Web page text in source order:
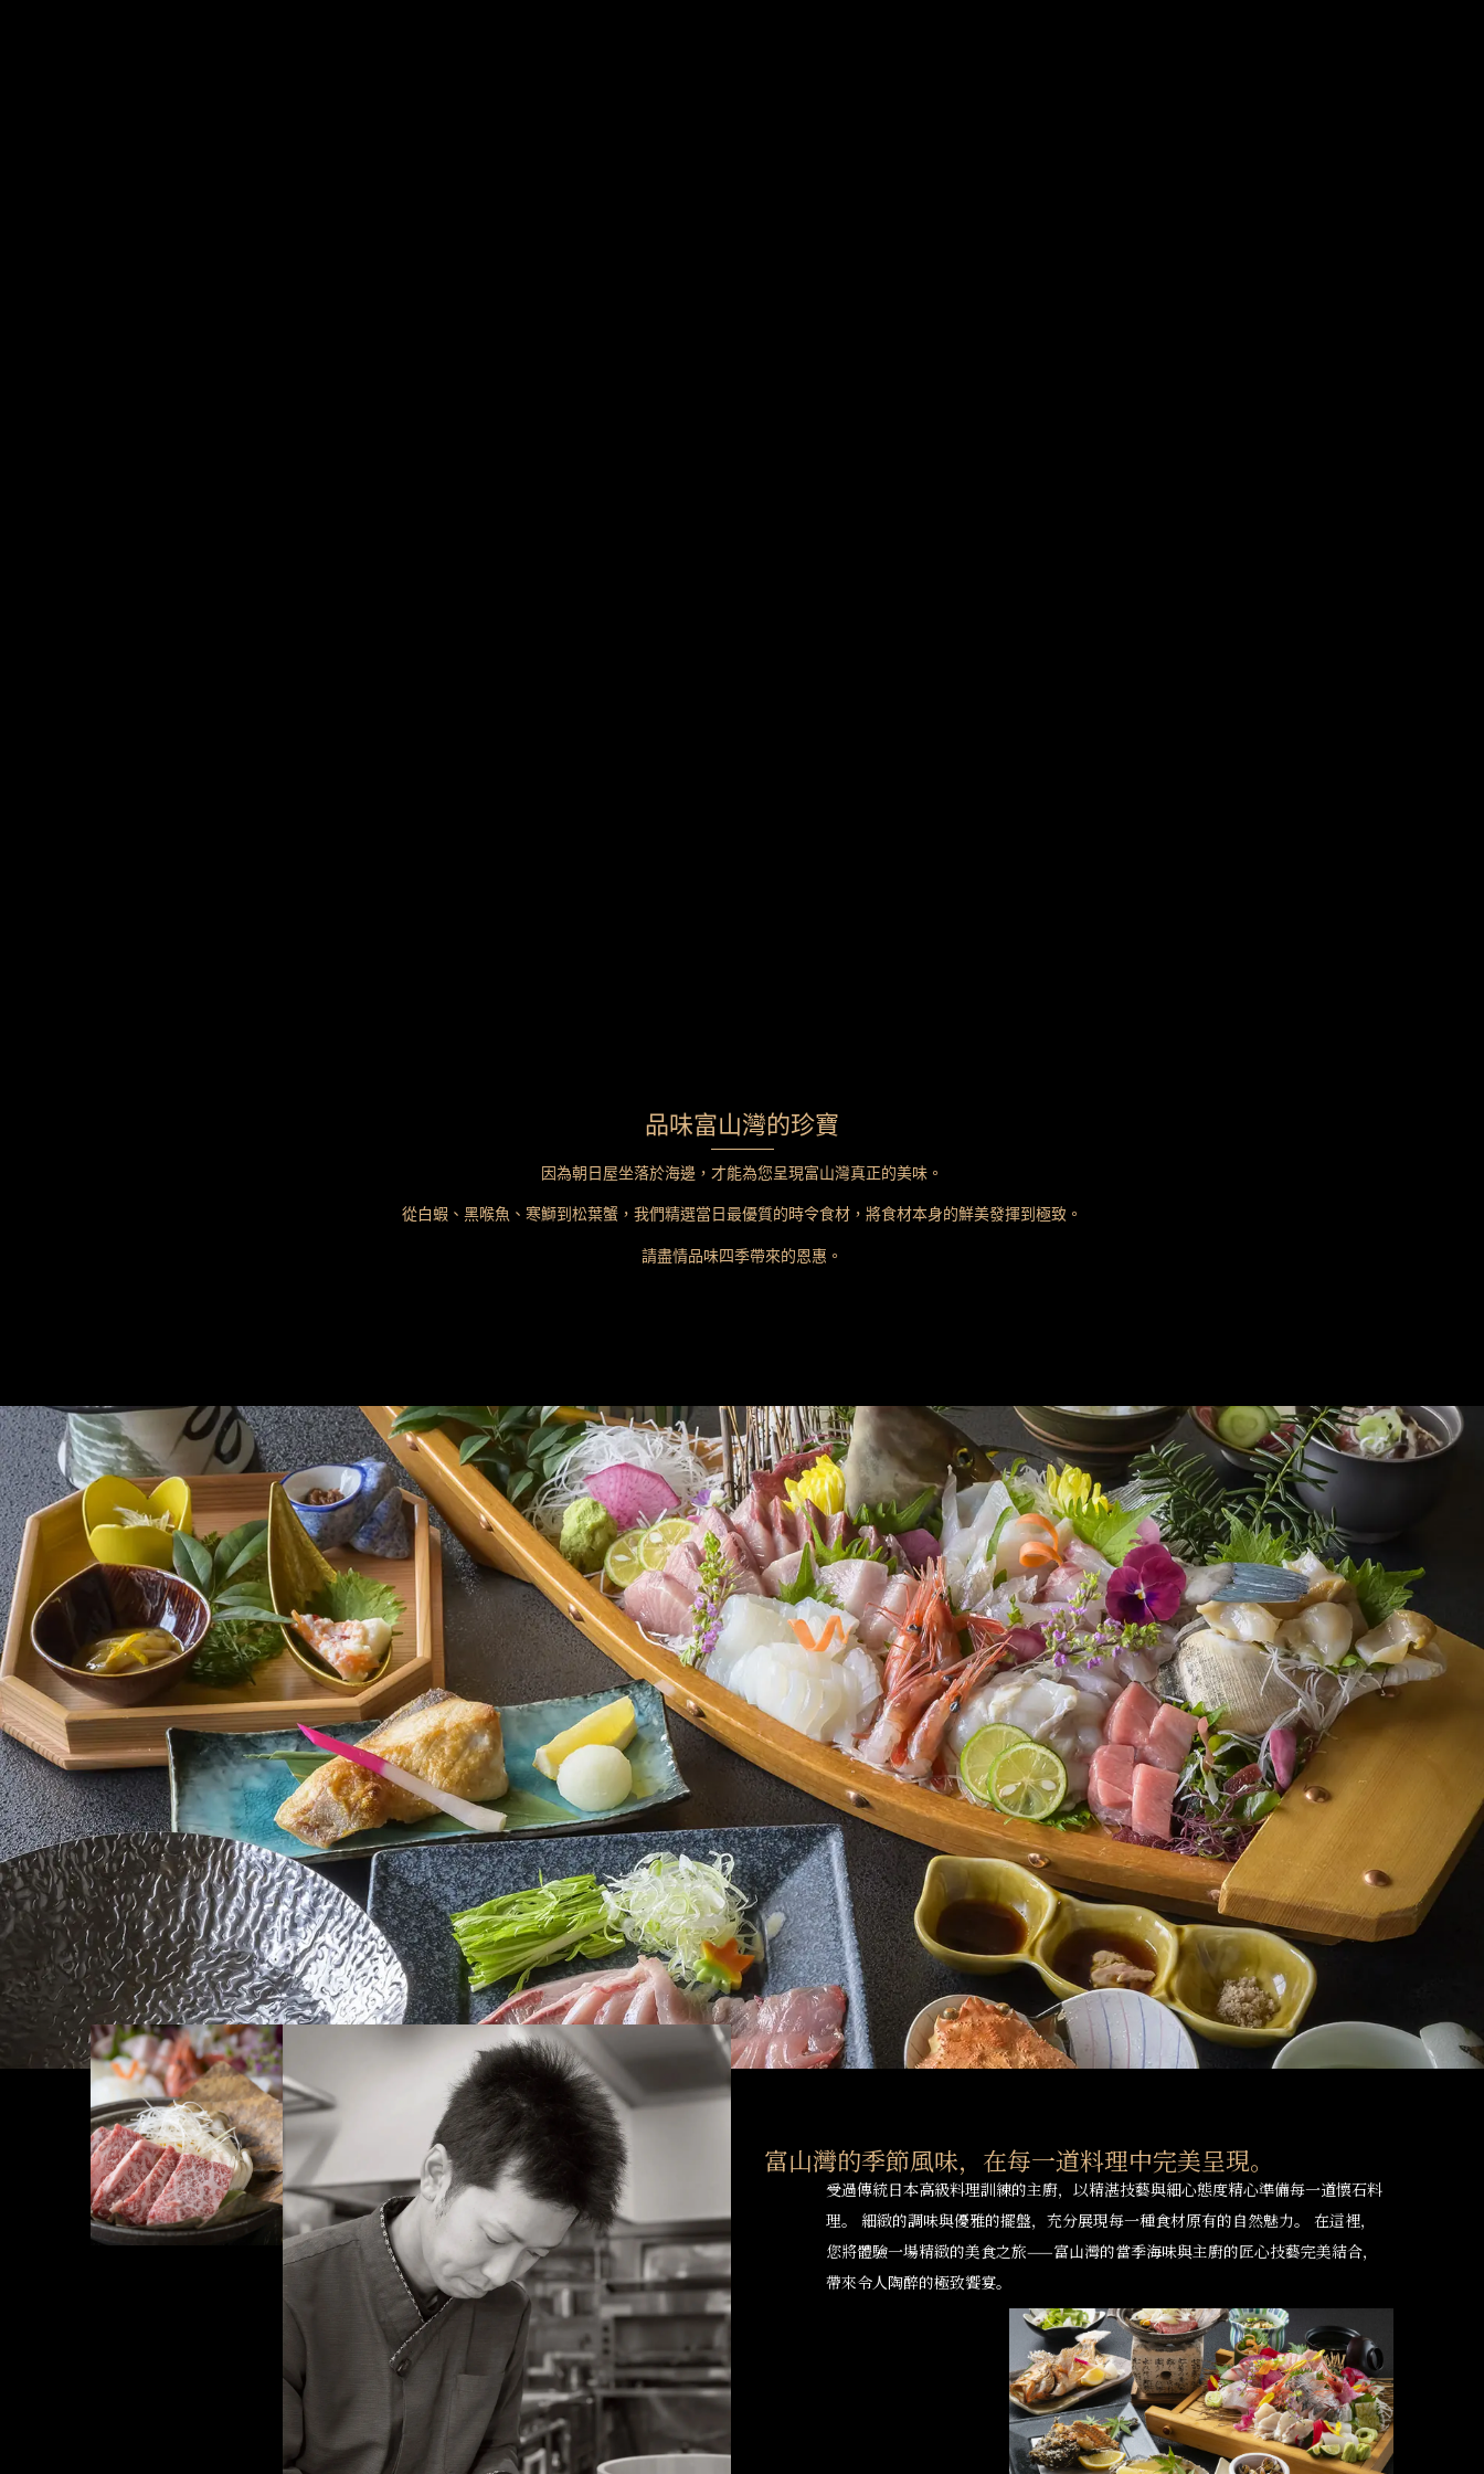
品味富山灣的珍寶
因為朝日屋坐落於海邊，才能為您呈現富山灣真正的美味。
從白蝦、黑喉魚、寒鰤到松葉蟹，我們精選當日最優質的時令食材，將食材本身的鮮美發揮到極致。
請盡情品味四季帶來的恩惠。
富山灣的季節風味，在每一道料理中完美呈現。
受過傳統日本高級料理訓練的主廚，以精湛技藝與細心態度精心準備每一道懷石料
理。 細緻的調味與優雅的擺盤，充分展現每一種食材原有的自然魅力。 在這裡，
您將體驗一場精緻的美食之旅——富山灣的當季海味與主廚的匠心技藝完美結合，
帶來令人陶醉的極致饗宴。